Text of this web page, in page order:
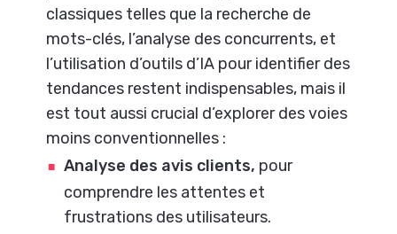
classiques telles que la recherche de
mots-clés, l’analyse des concurrents, et
l’utilisation d’outils d’IA pour identifier des
tendances restent indispensables, mais il
est tout aussi crucial d’explorer des voies
moins conventionnelles :
Analyse des avis clients, pour
comprendre les attentes et
frustrations des utilisateurs.